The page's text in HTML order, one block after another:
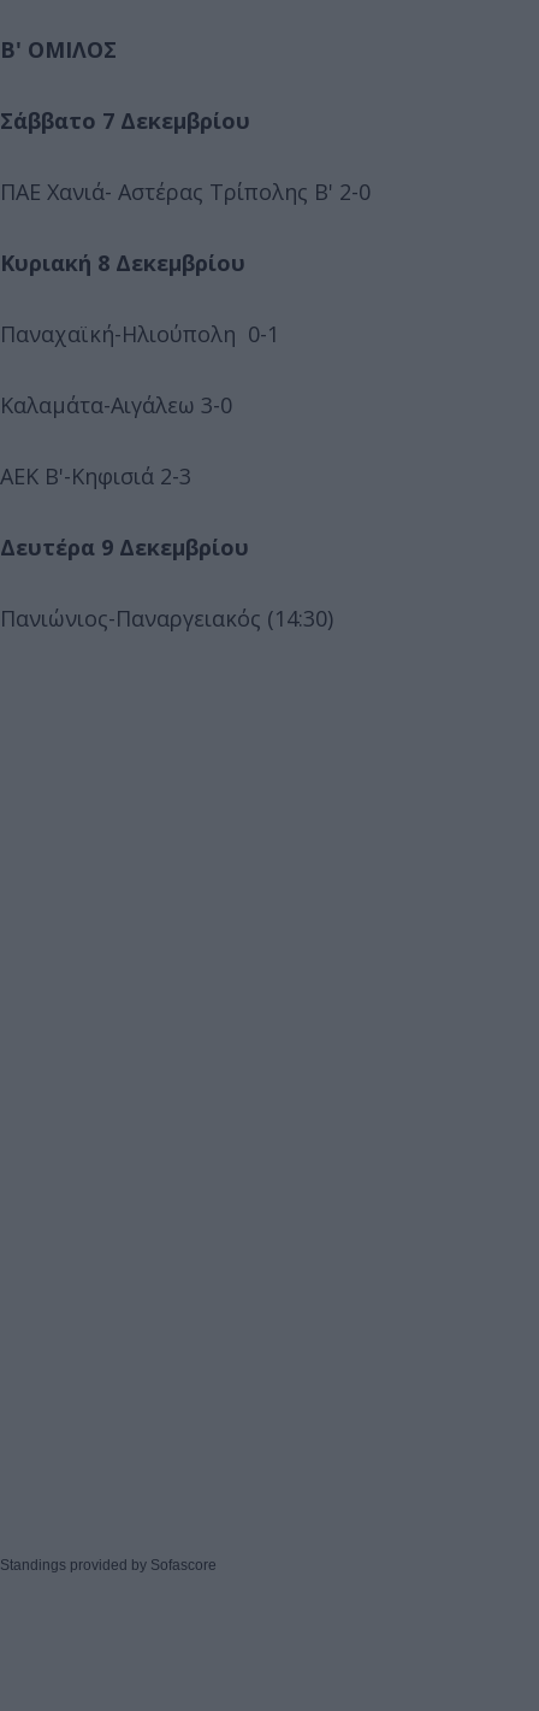
Β' ΟΜΙΛΟΣ
Σάββατο 7 Δεκεμβρίου
ΠΑΕ Χανιά- Αστέρας Τρίπολης Β' 2-0
Κυριακή 8 Δεκεμβρίου
Παναχαϊκή-Ηλιούπολη 0-1
Καλαμάτα-Αιγάλεω 3-0
ΑΕΚ Β'-Κηφισιά 2-3
Δευτέρα 9 Δεκεμβρίου
Πανιώνιος-Παναργειακός (14:30)
Standings provided by Sofascore